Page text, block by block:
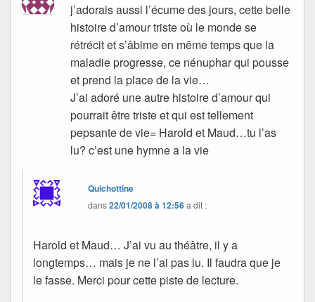
j’adorais aussi l’écume des jours, cette belle
histoire d’amour triste où le monde se
rétrécit et s’âbime en même temps que la
maladie progresse, ce nénuphar qui pousse
et prend la place de la vie…
J’ai adoré une autre histoire d’amour qui
pourrait être triste et qui est tellement
pepsante de vie= Harold et Maud…tu l’as
lu? c’est une hymne a la vie
Quichottine
dans22/01/2008 à 12:56a dit :
Harold et Maud… J’ai vu au théâtre, il y a
longtemps… mais je ne l’ai pas lu. Il faudra que je
le fasse. Merci pour cette piste de lecture.